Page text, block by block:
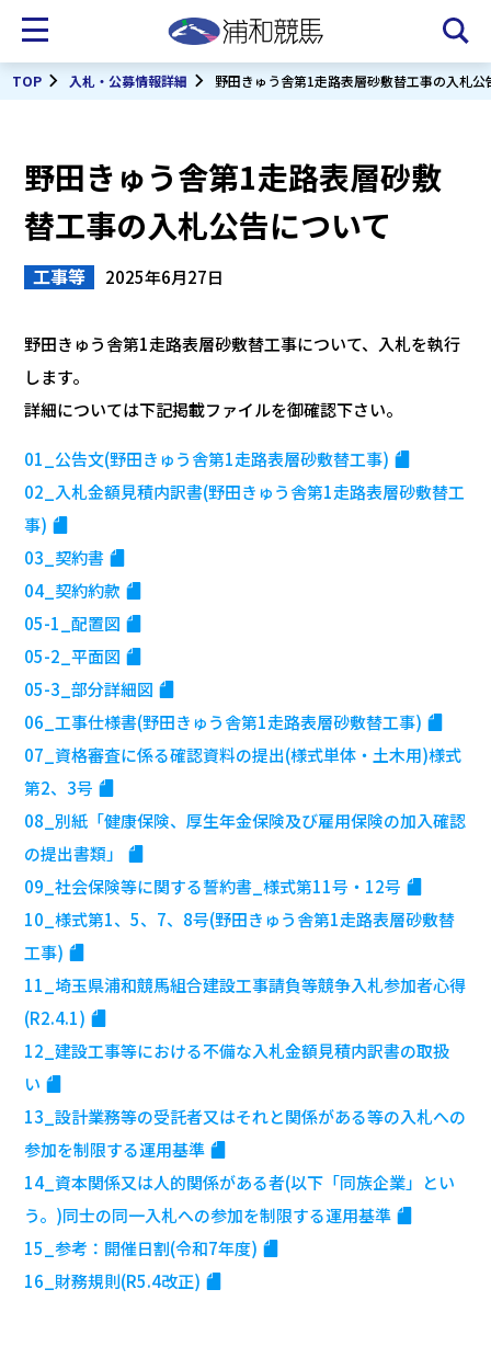
TOP 入札・公募情報詳細 野田きゅう舎第1走路表層砂敷替工事の入札公
野田きゅう舎第1走路表層砂敷
替工事の入札公告について
工事等 2025年6月27日
野田きゅう舎第1走路表層砂敷替工事について、入札を執行
します。
詳細については下記掲載ファイルを御確認下さい。
01_公告文(野田きゅう舎第1走路表層砂敷替工事)
02_入札金額見積内訳書(野田きゅう舎第1走路表層砂敷替工
事)
03_契約書
04_契約約款
05-1_配置図
05-2_平面図
05-3_部分詳細図
06_工事仕様書(野田きゅう舎第1走路表層砂敷替工事)
07_資格審査に係る確認資料の提出(様式単体・土木用)様式
第2、3号
08_別紙「健康保険、厚生年金保険及び雇用保険の加入確認
の提出書類」
09_社会保険等に関する誓約書_様式第11号・12号
10_様式第1、5、7、8号(野田きゅう舎第1走路表層砂敷替
工事)
11_埼玉県浦和競馬組合建設工事請負等競争入札参加者心得
(R2.4.1)
12_建設工事等における不備な入札金額見積内訳書の取扱
い
13_設計業務等の受託者又はそれと関係がある等の入札への
参加を制限する運用基準
14_資本関係又は人的関係がある者(以下「同族企業」とい
う。)同士の同一入札への参加を制限する運用基準
15_参考：開催日割(令和7年度)
16_財務規則(R5.4改正)